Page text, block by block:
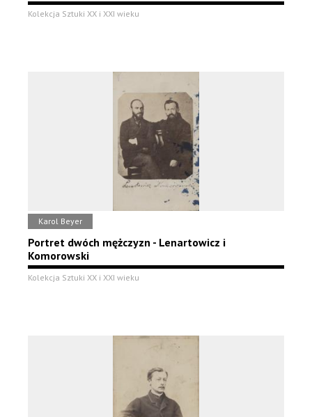
Kolekcja Sztuki XX i XXI wieku
Karol Beyer
Portret dwóch mężczyzn - Lenartowicz i
Komorowski
Kolekcja Sztuki XX i XXI wieku